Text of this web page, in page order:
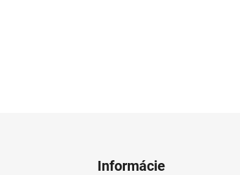
Informácie